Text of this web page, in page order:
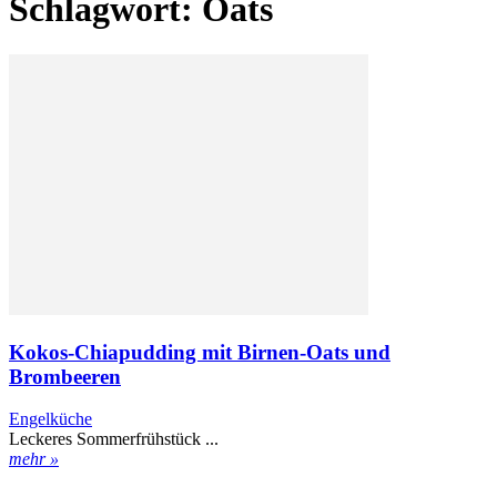
Schlagwort: Oats
Kokos-Chiapudding mit Birnen-Oats und
Brombeeren
Engelküche
Leckeres Sommerfrühstück ...
mehr »